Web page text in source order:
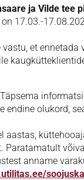
ja Vilde tee
17.03.-
et
olukord,
anname